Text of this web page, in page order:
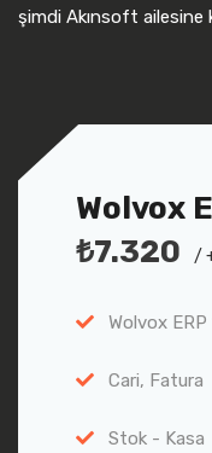
şimdi Akınsoft ailesine
Wolvox
₺7.320
/
Wolvox ERP
Cari, Fatura
Stok - Kasa